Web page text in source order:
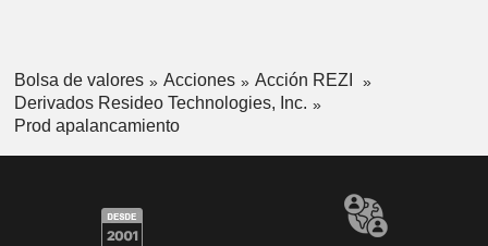
Bolsa de valores Acciones
Acción REZI
Derivados Resideo Technologies, Inc.
Prod apalancamiento